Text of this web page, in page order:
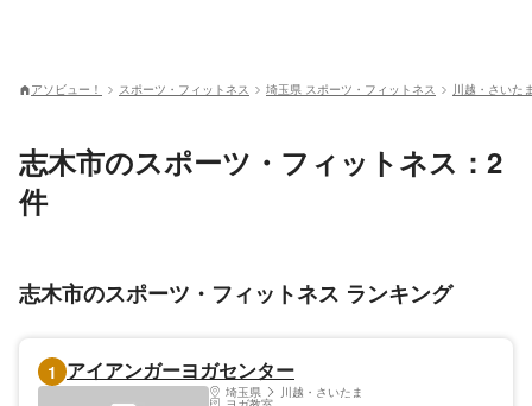
アソビュー！ スポーツ・フィットネス 埼玉県 スポーツ・フィットネス 川越・さいた
志木市のスポーツ・フィットネス：2
件
志木市のスポーツ・フィットネス ランキング
1 アイアンガーヨガセンター
埼玉県 川越・さいたま